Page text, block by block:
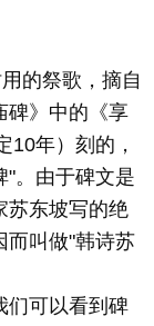
的祭歌，摘自
碑》中的《享
10年）刻的，
"。由于碑文是
苏东坡写的绝
而叫做"韩诗苏
可以看到碑